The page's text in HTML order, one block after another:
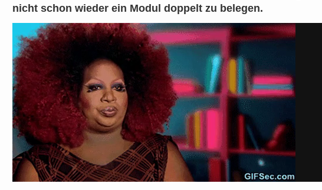
nicht schon wieder ein Modul doppelt zu belegen.